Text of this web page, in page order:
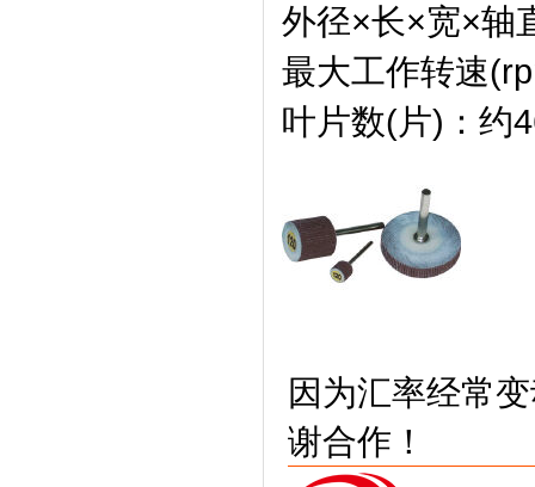
外径×长×宽×轴
最大工作转速
叶片数(片)：约
因为汇率经常
谢合作！